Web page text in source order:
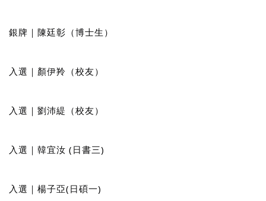
銀牌｜陳廷彰（博士生）
入選｜顏伊羚（校友）
入選｜劉沛緹（校友）
入選｜韓宜汝 (日書三)
入選｜楊子亞(日碩一)